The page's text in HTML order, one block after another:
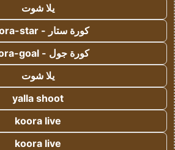
يلا شوت
كورة ستار - koora-star
كورة جول - koora-goal
يلا شوت
yalla shoot
koora live
koora live